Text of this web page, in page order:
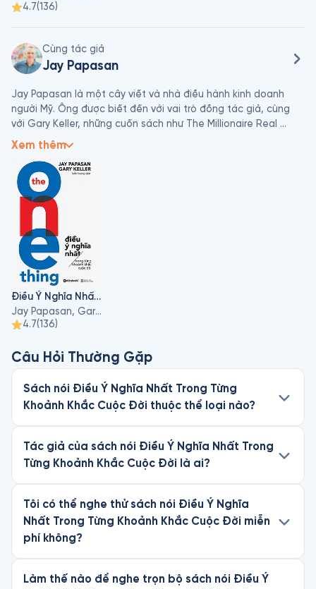
4.7(136)
Cùng tác giả
Jay Papasan
Jay Papasan là một cây viết và nhà điều hành kinh doanh
người Mỹ. Ông được biết đến với vai trò đồng tác giả, cùng
với Gary Keller, những cuốn sách như The Millionaire Real
Estate Investor - đều trở thành sách bán chạy nhất của New
như cuốn sách The One Thing - đạt vị trí số 1 trên Wall Street
Journal kinh doanh danh sách bán chạy nhất. Papasan là phó
chủ tịch xuất bản và biên tập điều hành tại KellerINK, chi
nhánh xuất bản của Keller Williams Realty. Ông và vợ Wendy
là chủ sở hữu của Đội bất động sản The Papasan. Năm 2014,
ông được Swanepoel Power 200 vinh danh là một trong
những người quyền lực nhất trong lĩnh vực bất động sản.
Xem thêm
Điều Ý Nghĩa Nhất Trong Từng Khoảnh Khắc Cuộc Đời
Jay Papasan, Gary Keller
4.7(136)
Câu Hỏi Thường Gặp
Sách nói Điều Ý Nghĩa Nhất Trong Từng
Khoảnh Khắc Cuộc Đời thuộc thể loại nào?
Tác giả của sách nói Điều Ý Nghĩa Nhất Trong
Từng Khoảnh Khắc Cuộc Đời là ai?
Tôi có thể nghe thử sách nói Điều Ý Nghĩa
Nhất Trong Từng Khoảnh Khắc Cuộc Đời miễn
phí không?
Làm thế nào để nghe trọn bộ sách nói Điều Ý